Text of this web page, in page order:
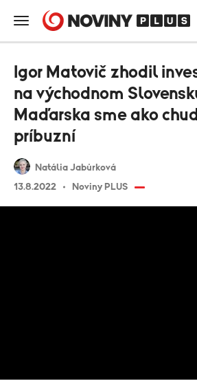
Natália Jabůrková
13.8.2022
Noviny PLUS
Igor Matovič zhodil
na východnom
Maďarska sme ako
príbuzní